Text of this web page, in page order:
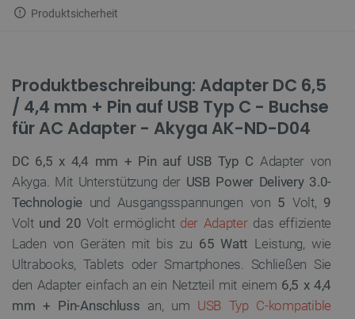
Produktsicherheit
Produktbeschreibung: Adapter DC 6,5
/ 4,4 mm + Pin auf USB Typ C - Buchse
für AC Adapter - Akyga AK-ND-D04
DC 6,5 x 4,4 mm + Pin auf USB Typ C Adapter von
Akyga. Mit Unterstützung der USB Power Delivery 3.0-
Technologie und Ausgangsspannungen von 5 Volt, 9
Voltund 20 Volt ermöglicht der Adapterdas effiziente
Laden von Geräten mit bis zu 65 Watt Leistung, wie
Ultrabooks, Tablets oder Smartphones. Schließen Sie
den Adapter einfach an ein Netzteil mit einem 6,5 x 4,4
mm + Pin-Anschluss an, um USB Typ C-kompatible